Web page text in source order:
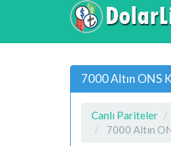
7000 Altın ONS
Canlı Pariteler
7000 Altın